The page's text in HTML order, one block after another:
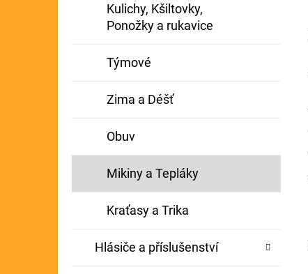
Kulichy, Kšiltovky,
Ponožky a rukavice
Týmové
Zima a Déšť
Obuv
Mikiny a Tepláky
Kraťasy a Trika
Hlásiče a příslušenství